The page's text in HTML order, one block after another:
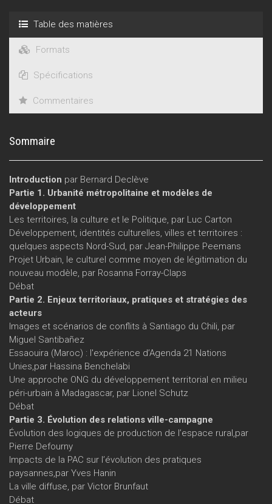
Table des matières
Formats
Spécifications
Commentaires
Sommaire
Introduction par Bernard Declève
Partie 1. Urbanité métropolitaine et modèles de
développement
Les territoires, la culture et le Politique, par Luc Carton
Développement, identités culturelles, villes et territoires :
quelques aspects Nord-Sud, par Jean-Philippe Peemans
Projet Urbain, le culturel comme moyen de légitimation du
nouveau modèle, par Rosanna Forray-Claps
Débat
Partie 2. Enjeux territoriaux, pratiques et stratégies des
acteurs
Images et scénarios de conflits à Santiago du Chili, par
Miguel Santibañez
Essaouira (Maroc) : l'expérience d’Agenda 21 Nations
Unies,par Hassina Benchelabi
Une approche ONG du développement territorial en milieu
péri-urbain à Madagascar, par Lionel Schutz
Débat
Partie 3. Évolution des relations ville-campagne
Évolution des logiques de production de l’espace rural,par
Pierre Defourny
Impacts de la PAC sur l’évolution des pratiques
paysannes,par Yves Hanin
La ville diffuse, par Victor Brunfaut
Débat